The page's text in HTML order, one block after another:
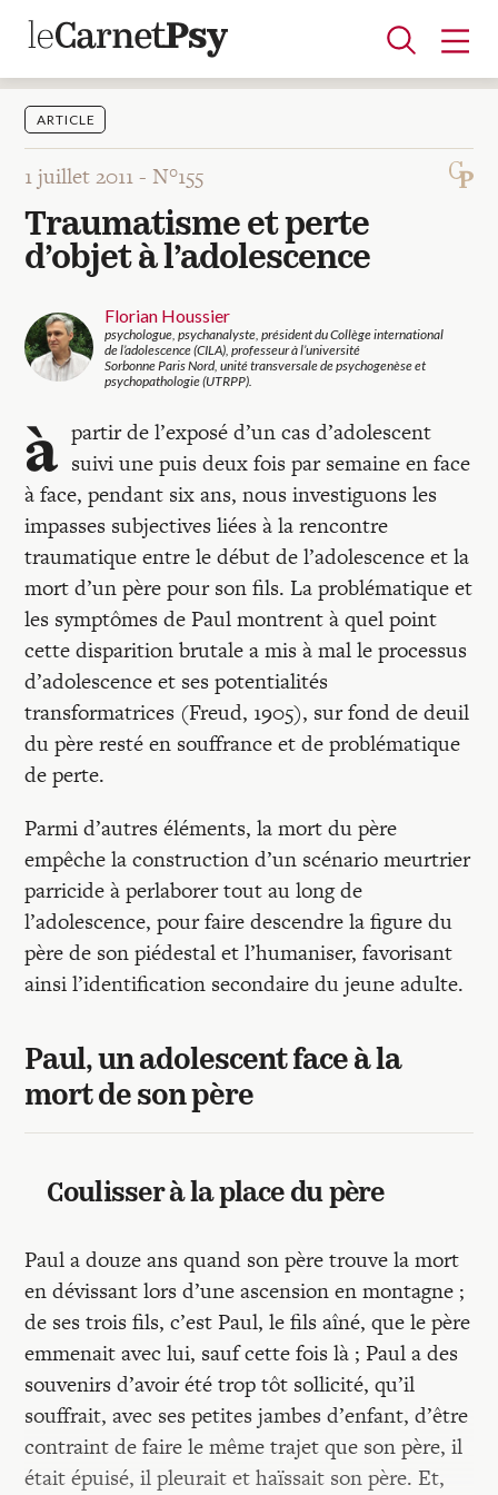
Articles
A la une
Adolescence
Dispositif
Enfance
Périnatalité
Psychanalyse
Psychopathologie
Soin
Dossiers
Auteurs
Blocs-notes
Recherches
Entretiens
Revues
Colloque
Mon panier
Mon compte
ARTICLE
1 juillet 2011 -N°155
Traumatisme et perte
d’objet à l’adolescence
Florian Houssier
psychologue, psychanalyste, président du Collège international
de l’adolescence (CILA), professeur à l’université
Sorbonne Paris Nord, unité transversale de psychogenèse et
psychopathologie (UTRPP).
à partir de l’exposé d’un cas d’adolescent
suivi une puis deux fois par semaine en face
à face, pendant six ans, nous investiguons les
impasses subjectives liées à la rencontre
traumatique entre le début de l’adolescence et la
mort d’un père pour son fils. La problématique et
les symptômes de Paul montrent à quel point
cette disparition brutale a mis à mal le processus
d’adolescence et ses potentialités
transformatrices (Freud, 1905), sur fond de deuil
du père resté en souffrance et de problématique
de perte.
Parmi d’autres éléments, la mort du père
empêche la construction d’un scénario meurtrier
parricide à perlaborer tout au long de
l’adolescence, pour faire descendre la figure du
père de son piédestal et l’humaniser, favorisant
ainsi l’identification secondaire du jeune adulte.
Paul, un adolescent face à la
mort de son père
Coulisser à la place du père
Paul a douze ans quand son père trouve la mort
en dévissant lors d’une ascension en montagne ;
de ses trois fils, c’est Paul, le fils aîné, que le père
emmenait avec lui, sauf cette fois là ; Paul a des
souvenirs d’avoir été trop tôt sollicité, qu’il
souffrait, avec ses petites jambes d’enfant, d’être
contraint de faire le même trajet que son père, il
était épuisé, il pleurait et haïssait son père. Et,